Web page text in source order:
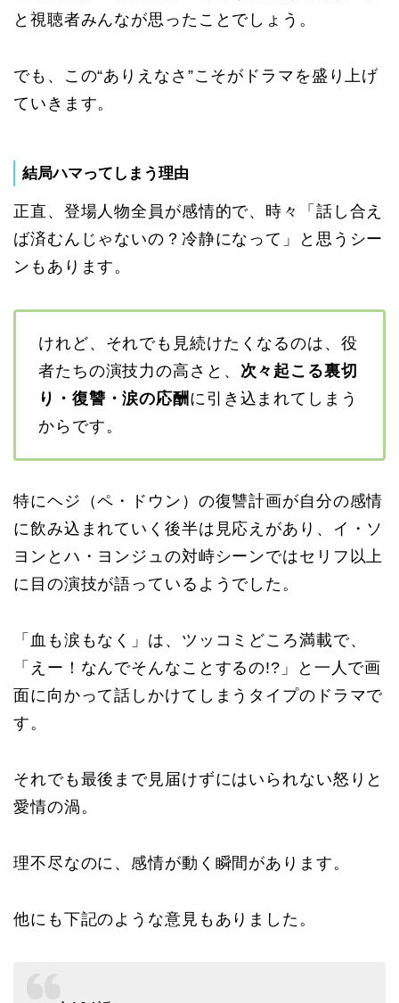
と視聴者みんなが思ったことでしょう。
でも、この“ありえなさ”こそがドラマを盛り上げ
ていきます。
結局ハマってしまう理由
正直、登場人物全員が感情的で、時々「話し合え
ば済むんじゃないの？冷静になって」と思うシー
ンもあります。
けれど、それでも見続けたくなるのは、役
者たちの演技力の高さと、 次々起こる裏切
り・復讐・涙の応酬 に引き込まれてしまう
からです。
特にヘジ（ペ・ドウン）の復讐計画が自分の感情
に飲み込まれていく後半は見応えがあり、イ・ソ
ヨンとハ・ヨンジュの対峙シーンではセリフ以上
に目の演技が語っているようでした。
「血も涙もなく」は、ツッコミどころ満載で、
「えー！なんでそんなことするの!?」と一人で画
面に向かって話しかけてしまうタイプのドラマで
す。
それでも最後まで見届けずにはいられない怒りと
愛情の渦。
理不尽なのに、感情が動く瞬間があります。
他にも下記のような意見もありました。